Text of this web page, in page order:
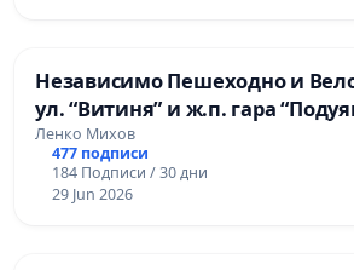
Независимо Пешеходно и
ул. “Витиня” и ж.п. гара
изграждане
Ленко Михов
477 подписи
184 Подписи / 30 дни
29 Jun 2026